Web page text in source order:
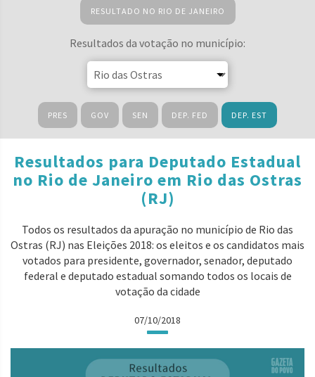
RESULTADO NO RIO DE JANEIRO
Resultados da votação no município:
PRES GOV SEN DEP. FED DEP. EST
Resultados para Deputado Estadual
no Rio de Janeiro em Rio das Ostras
(RJ)
Todos os resultados da apuração no município de Rio das
Ostras (RJ) nas Eleições 2018: os eleitos e os candidatos mais
votados para presidente, governador, senador, deputado
federal e deputado estadual somando todos os locais de
votação da cidade
07/10/2018